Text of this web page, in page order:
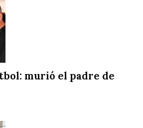
murió el padre de